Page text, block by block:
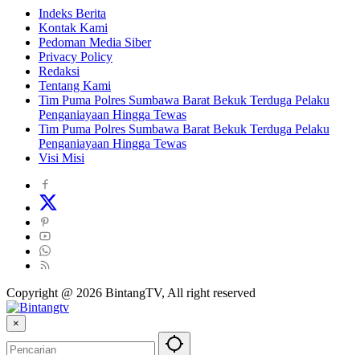
Indeks Berita
Kontak Kami
Pedoman Media Siber
Privacy Policy
Redaksi
Tentang Kami
Tim Puma Polres Sumbawa Barat Bekuk Terduga Pelaku
Penganiayaan Hingga Tewas
Tim Puma Polres Sumbawa Barat Bekuk Terduga Pelaku
Penganiayaan Hingga Tewas
Visi Misi
Copyright @ 2026 BintangTV, All right reserved
×